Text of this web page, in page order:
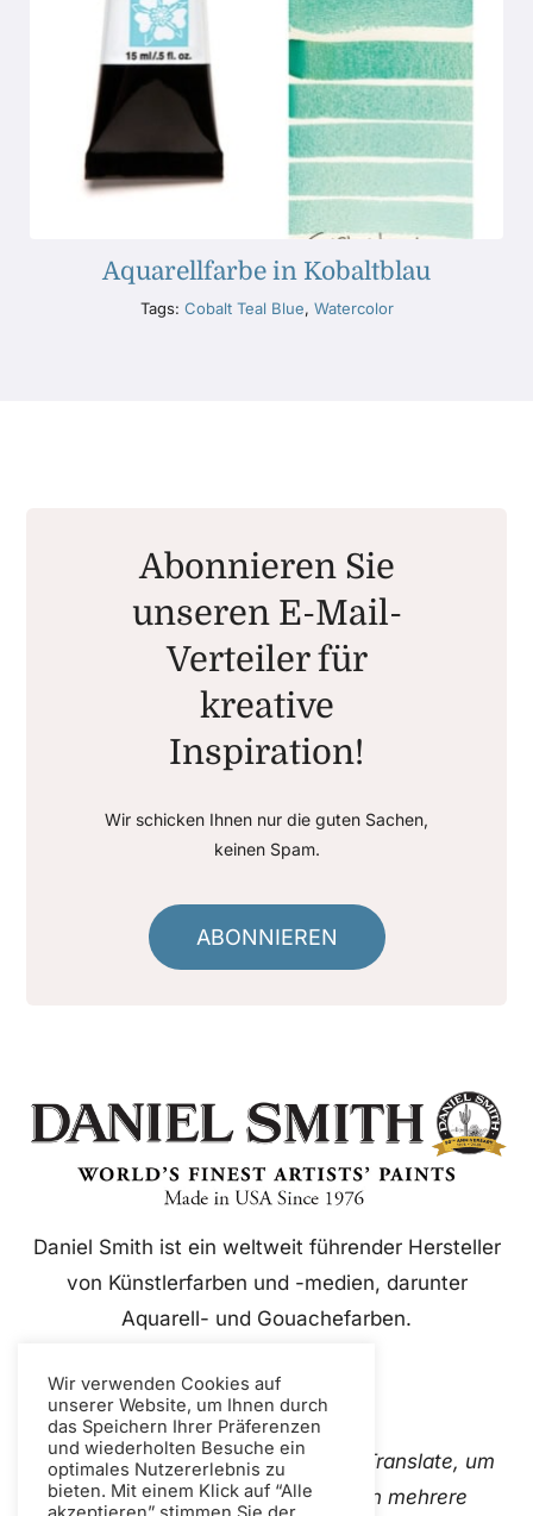
Aquarellfarbe in Kobaltblau
Tags: Cobalt Teal Blue, Watercolor
Abonnieren Sie
unseren E-Mail-
Verteiler für
kreative
Inspiration!
Wir schicken Ihnen nur die guten Sachen,
keinen Spam.
ABONNIEREN
Daniel Smith ist ein weltweit führender Hersteller
von Künstlerfarben und -medien, darunter
Aquarell- und Gouachefarben.
Diese Website verwendet Google Translate, um
Inhalte sofort und automatisch in mehrere
Wir verwenden Cookies auf
unserer Website, um Ihnen durch
das Speichern Ihrer Präferenzen
und wiederholten Besuche ein
optimales Nutzererlebnis zu
bieten. Mit einem Klick auf “Alle